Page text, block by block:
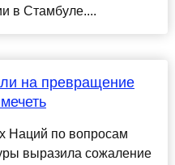
в Стамбуле....
на превращение
Наций по вопросам
выразила сожаление